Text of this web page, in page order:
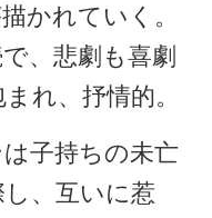
かれていく。
、悲劇も喜劇
れ、抒情的。
子持ちの未亡
、互いに惹